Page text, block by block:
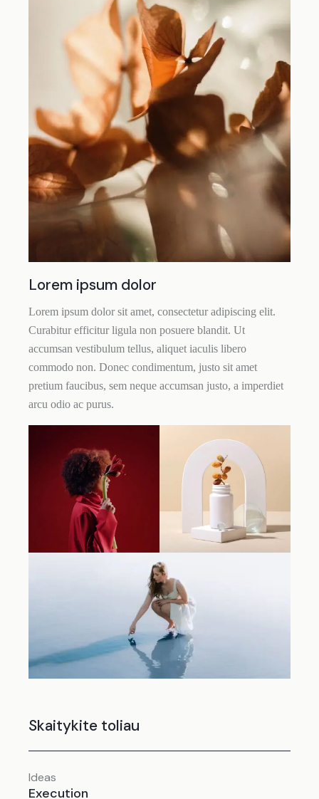
Lorem ipsum dolor
Lorem ipsum dolor sit amet, consectetur adipiscing elit.
Curabitur efficitur ligula non posuere blandit. Ut
accumsan vestibulum tellus, aliquet iaculis libero
commodo non. Donec condimentum, justo sit amet
pretium faucibus, sem neque accumsan justo, a imperdiet
arcu odio ac purus.
Skaitykite toliau
Ideas
Execution